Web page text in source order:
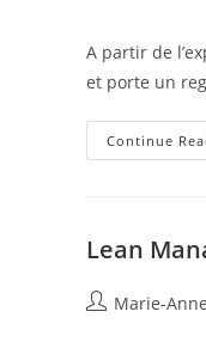
A partir de
et porte un
Continue
Lean
Marie-